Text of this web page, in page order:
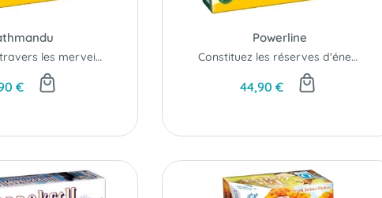
Voyagez à travers les merveilles du Népal...
€
Powerline
Constituez les réserves d'énergie de demain !
44,90 €